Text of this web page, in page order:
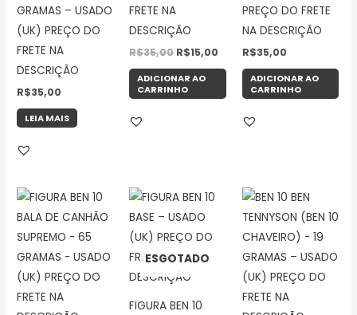
GRAMAS – USADO
(UK) PREÇO DO
FRETE NA
DESCRIÇÃO
R$35,00
LEIA MAIS
FRETE NA
DESCRIÇÃO
R$35,00 R$15,00
ADICIONAR AO
CARRINHO
PREÇO DO FRETE
NA DESCRIÇÃO
R$35,00
ADICIONAR AO
CARRINHO
ESGOTADO
FIGURA BEN 10